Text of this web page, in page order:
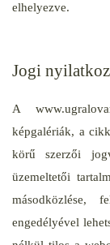
elhelyezve.
Jogi
A
képgalériák, a
körű szerzői
üzemeltetői
másodközlése,
engedélyével